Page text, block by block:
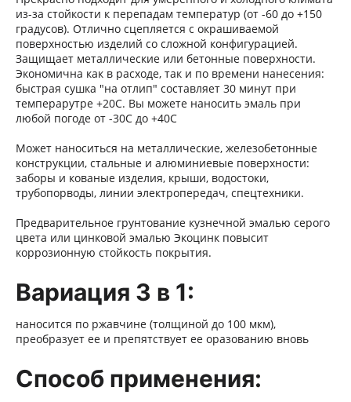
из-за стойкости к перепадам температур (от -60 до +150
градусов). Отлично сцепляется с окрашиваемой
поверхностью изделий со сложной конфигурацией.
Защищает металлические или бетонные поверхности.
Экономична как в расходе, так и по времени нанесения:
быстрая сушка "на отлип" составляет 30 минут при
темперарутре +20С. Вы можете наносить эмаль при
любой погоде от -30С до +40С
Может наноситься на металлические, железобетонные
конструкции, стальные и алюминиевые поверхности:
заборы и кованые изделия, крыши, водостоки,
трубопорводы, линии электропередач, спецтехники.
Предварительное грунтование кузнечной эмалью серого
цвета или цинковой эмалью Экоцинк повысит
коррозионную стойкость покрытия.
Вариация 3 в 1:
наносится по ржавчине (толщиной до 100 мкм),
преобразует ее и препятствует ее оразованию вновь
Способ применения: